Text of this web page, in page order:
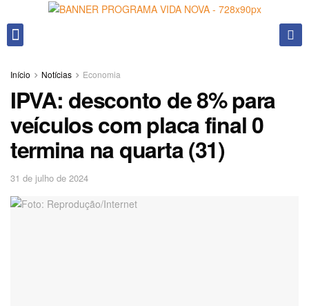
Início Notícias Economia
IPVA: desconto de 8% para
veículos com placa final 0
termina na quarta (31)
31 de julho de 2024